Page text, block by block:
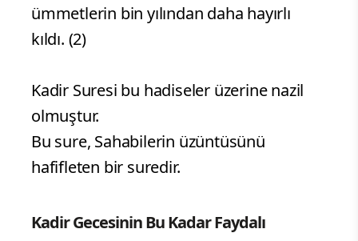
ümmetlerin bin yılından daha hayırlı
kıldı. (2)
Kadir Suresi bu hadiseler üzerine nazil
olmuştur.
Bu sure, Sahabilerin üzüntüsünü
hafifleten bir suredir.
Kadir Gecesinin Bu Kadar Faydalı